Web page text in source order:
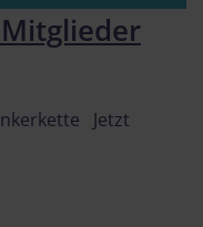
Jetzt